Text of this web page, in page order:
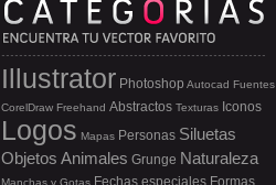
Illustrator Photoshop Autocad Fuentes
CorelDraw Freehand Abstractos Texturas Iconos
Logos Mapas Personas Siluetas
Objetos Animales Grunge Naturaleza
Manchas y Gotas Fechas especiales Formas